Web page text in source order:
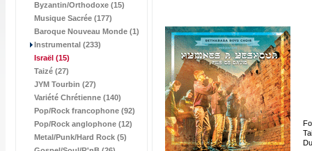
Byzantin/Orthodoxe (15)
Musique Sacrée (177)
Baroque Nouveau Monde (1)
Instrumental (233)
Israël (15)
Taizé (27)
JYM Tourbin (27)
Variété Chrétienne (140)
Pop/Rock francophone (92)
Pop/Rock anglophone (12)
Metal/Punk/Hard Rock (5)